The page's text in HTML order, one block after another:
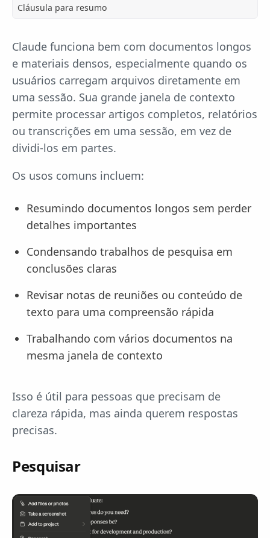
Cláusula para resumo
Claude funciona bem com documentos longos
e materiais densos, especialmente quando os
usuários carregam arquivos diretamente em
uma sessão. Sua grande janela de contexto
permite processar artigos completos, relatórios
ou transcrições em uma sessão, em vez de
dividi-los em partes.
Os usos comuns incluem:
Resumindo documentos longos sem perder
detalhes importantes
Condensando trabalhos de pesquisa em
conclusões claras
Revisar notas de reuniões ou conteúdo de
texto para uma compreensão rápida
Trabalhando com vários documentos na
mesma janela de contexto
Isso é útil para pessoas que precisam de
clareza rápida, mas ainda querem respostas
precisas.
Pesquisar